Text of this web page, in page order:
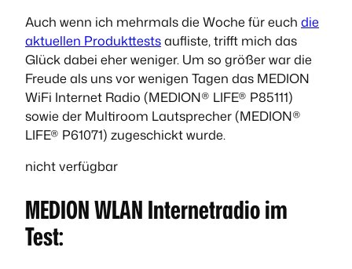
Auch wenn ich mehrmals die Woche für euch die
aktuellen Produkttestsaufliste, trifft mich das
Glück dabei eher weniger. Um so größer war die
Freude als uns vor wenigen Tagen das MEDION
WiFi Internet Radio (MEDION® LIFE® P85111)
sowie der Multiroom Lautsprecher (MEDION®
LIFE® P61071) zugeschickt wurde.
nicht verfügbar
MEDION WLAN Internetradio im
Test: